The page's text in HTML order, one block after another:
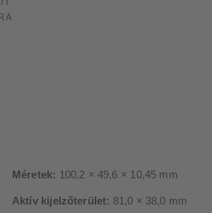
Méretek: 100,2 × 49,6 × 10,45 mm
Aktív kijelzőterület: 81,0 × 38,0 mm